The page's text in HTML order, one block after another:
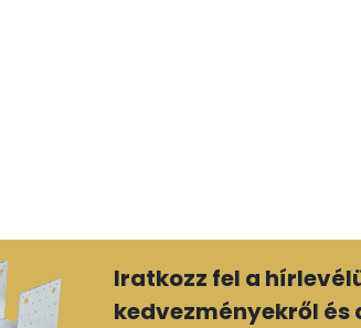
Iratkozz fel a
kedvezményekről